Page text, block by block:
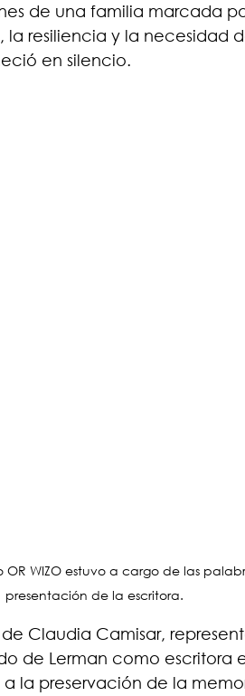
de una familia marcada
resiliencia y la necesidad
en silencio.
WIZO estuvo a cargo de las
presentación de la escritora.
Claudia Camisar,
de Lerman como escritora
la preservación de la